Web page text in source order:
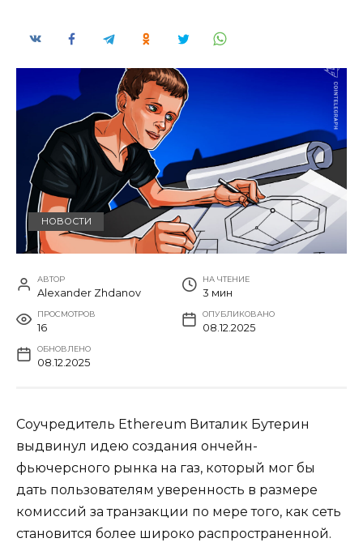
НОВОСТИ
АВТОР
Alexander Zhdanov
НА ЧТЕНИЕ
3 мин
ПРОСМОТРОВ
16
ОПУБЛИКОВАНО
08.12.2025
ОБНОВЛЕНО
08.12.2025
Соучредитель Ethereum Виталик Бутерин
выдвинул идею создания ончейн-
фьючерсного рынка на газ, который мог бы
дать пользователям уверенность в размере
комиссий за транзакции по мере того, как сеть
становится более широко распространенной.